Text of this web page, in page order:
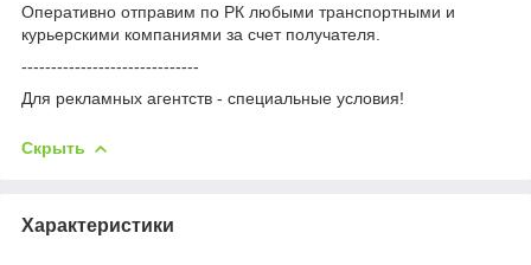
Оперативно отправим по РК любыми транспортными и
курьерскими компаниями за счет получателя.
------------------------------
Для рекламных агентств - специальные условия!
Скрыть
Характеристики